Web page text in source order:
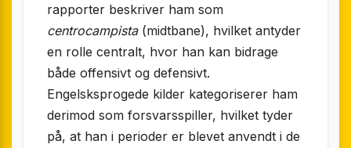
rapporter beskriver ham som
centrocampista(midtbane), hvilket antyder
en rolle centralt, hvor han kan bidrage
både offensivt og defensivt.
Engelsksprogede kilder kategoriserer ham
derimod som forsvarsspiller, hvilket tyder
på, at han i perioder er blevet anvendt i de